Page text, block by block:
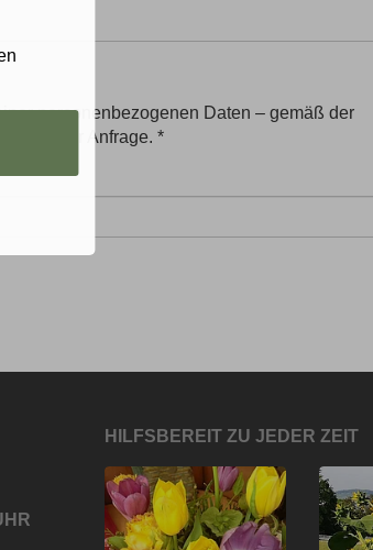
personenbezogenen Daten – gemäß der
dieser Anfrage. *
HILFSBEREIT ZU JEDER ZEIT